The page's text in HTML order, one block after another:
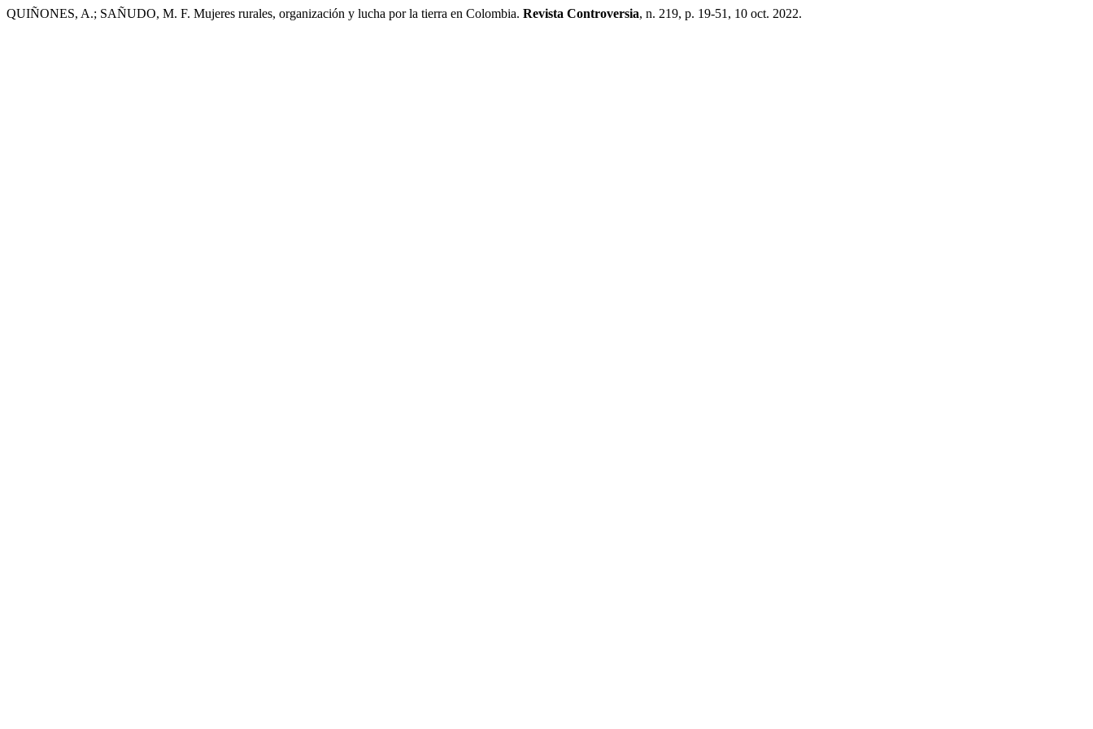
QUIÑONES, A.; SAÑUDO, M. F. Mujeres rurales, organización y lucha por la tierra en Colombia. Revista Controversia, n. 219, p. 19-51, 10 oct. 2022.